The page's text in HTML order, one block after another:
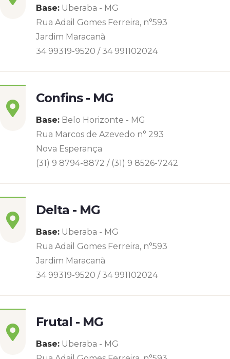
Base: Uberaba - MG
Rua Adail Gomes Ferreira, n°593
Jardim Maracanã
34 99319-9520 / 34 991102024
Confins - MG
Base: Belo Horizonte - MG
Rua Marcos de Azevedo n° 293
Nova Esperança
(31) 9 8794-8872 / (31) 9 8526-7242
Delta - MG
Base: Uberaba - MG
Rua Adail Gomes Ferreira, n°593
Jardim Maracanã
34 99319-9520 / 34 991102024
Frutal - MG
Base: Uberaba - MG